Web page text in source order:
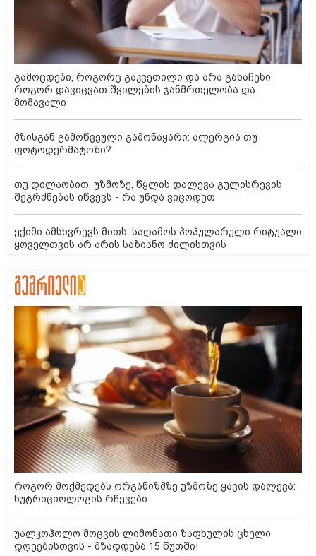
გამოცდები, როგორც გაკვეთილი და არა განაჩენი:
როგორ დავიცვათ შვილების ჯანმრთელობა და
მომავალი
მზისგან გამოწვეული გამონაყარი: ალერგია თუ
ფოტოდერმატოზი?
თუ დილაობით, უზმოზე, წყლის დალევა გულისრევის
შეგრძნებას იწვევს - რა უნდა ვიცოდეთ
ექიმი ამსხვრევს მითს: საღამოს პოპულარული რიტუალი
ყოველთვის არ არის საზიანო ძილისთვის
როგორ მოქმედებს ორგანიზმზე უზმოზე ყავის დალევა:
ნუტრიციოლოგის რჩევები
უალკოჰოლო მოცვის ლიმონათი ზაფხულის ცხელი
დღეებისთვის - მზადდება 15 წუთში!